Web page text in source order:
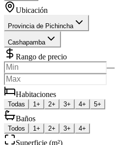
Ubicación
Provincia de Pichincha
Cashapamba
Rango de precio
—
Habitaciones
Todas 1+ 2+ 3+ 4+ 5+
Baños
Todos 1+ 2+ 3+ 4+
Superficie (m²)